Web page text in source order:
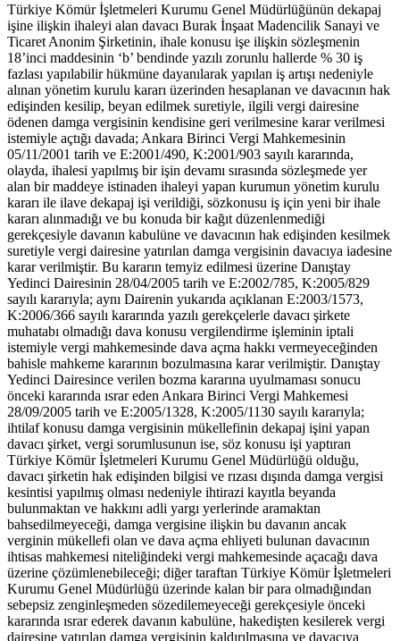
Türkiye Kömür İşletmeleri Kurumu Genel Müdürlüğünün dekapaj
işine ilişkin ihaleyi alan davacı Burak İnşaat Madencilik Sanayi ve
Ticaret Anonim Şirketinin, ihale konusu işe ilişkin sözleşmenin
18’inci maddesinin ‘b’ bendinde yazılı zorunlu hallerde % 30 iş
fazlası yapılabilir hükmüne dayanılarak yapılan iş artışı nedeniyle
alınan yönetim kurulu kararı üzerinden hesaplanan ve davacının hak
edişinden kesilip, beyan edilmek suretiyle, ilgili vergi dairesine
ödenen damga vergisinin kendisine geri verilmesine karar verilmesi
istemiyle açtığı davada; Ankara Birinci Vergi Mahkemesinin
05/11/2001 tarih ve E:2001/490, K:2001/903 sayılı kararında,
olayda, ihalesi yapılmış bir işin devamı sırasında sözleşmede yer
alan bir maddeye istinaden ihaleyi yapan kurumun yönetim kurulu
kararı ile ilave dekapaj işi verildiği, sözkonusu iş için yeni bir ihale
kararı alınmadığı ve bu konuda bir kağıt düzenlenmediği
gerekçesiyle davanın kabulüne ve davacının hak edişinden kesilmek
suretiyle vergi dairesine yatırılan damga vergisinin davacıya iadesine
karar verilmiştir. Bu kararın temyiz edilmesi üzerine Danıştay
Yedinci Dairesinin 28/04/2005 tarih ve E:2002/785, K:2005/829
sayılı kararıyla; aynı Dairenin yukarıda açıklanan E:2003/1573,
K:2006/366 sayılı kararında yazılı gerekçelerle davacı şirkete
muhatabı olmadığı dava konusu vergilendirme işleminin iptali
istemiyle vergi mahkemesinde dava açma hakkı vermeyeceğinden
bahisle mahkeme kararının bozulmasına karar verilmiştir. Danıştay
Yedinci Dairesince verilen bozma kararına uyulmaması sonucu
önceki kararında ısrar eden Ankara Birinci Vergi Mahkemesi
28/09/2005 tarih ve E:2005/1328, K:2005/1130 sayılı kararıyla;
ihtilaf konusu damga vergisinin mükellefinin dekapaj işini yapan
davacı şirket, vergi sorumlusunun ise, söz konusu işi yaptıran
Türkiye Kömür İşletmeleri Kurumu Genel Müdürlüğü olduğu,
davacı şirketin hak edişinden bilgisi ve rızası dışında damga vergisi
kesintisi yapılmış olması nedeniyle ihtirazi kayıtla beyanda
bulunmaktan ve hakkını adli yargı yerlerinde aramaktan
bahsedilmeyeceği, damga vergisine ilişkin bu davanın ancak
verginin mükellefi olan ve dava açma ehliyeti bulunan davacının
ihtisas mahkemesi niteliğindeki vergi mahkemesinde açacağı dava
üzerine çözümlenebileceği; diğer taraftan Türkiye Kömür İşletmeleri
Kurumu Genel Müdürlüğü üzerinde kalan bir para olmadığından
sebepsiz zenginleşmeden sözedilemeyeceği gerekçesiyle önceki
kararında ısrar ederek davanın kabulüne, hakedişten kesilerek vergi
dairesine yatırılan damga vergisinin kaldırılmasına ve davacıya